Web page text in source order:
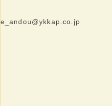
e_andou@ykkap.co.jp